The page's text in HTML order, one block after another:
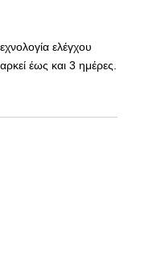
ελέγχου
έως και 3 ημέρες.